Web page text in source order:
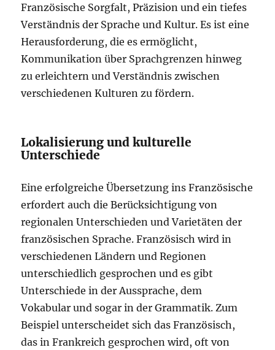
Französische Sorgfalt, Präzision und ein tiefes
Verständnis der Sprache und Kultur. Es ist eine
Herausforderung, die es ermöglicht,
Kommunikation über Sprachgrenzen hinweg
zu erleichtern und Verständnis zwischen
verschiedenen Kulturen zu fördern.
Lokalisierung und kulturelle
Unterschiede
Eine erfolgreiche Übersetzung ins Französische
erfordert auch die Berücksichtigung von
regionalen Unterschieden und Varietäten der
französischen Sprache. Französisch wird in
verschiedenen Ländern und Regionen
unterschiedlich gesprochen und es gibt
Unterschiede in der Aussprache, dem
Vokabular und sogar in der Grammatik. Zum
Beispiel unterscheidet sich das Französisch,
das in Frankreich gesprochen wird, oft von